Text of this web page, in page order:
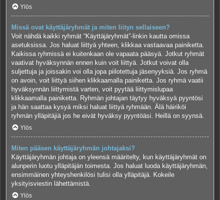
Ylös
Missä ovat käyttäjäryhmät ja miten liityn sellaiseen?
Voit nähdä kaikki ryhmät “Käyttäjäryhmät”-linkin kautta omissa
asetuksissa. Jos haluat liittyä yhteen, klikkaa vastaavaa painiketta.
Kaikissa ryhmissä ei kuitenkaan ole vapaata pääsyä. Jotkut ryhmät
vaativat hyväksynnän ennen kuin voit liittyä. Jotkut voivat olla
suljettuja ja joissakin voi olla jopa piilotettuja jäsenyyksiä. Jos ryhmä
on avoin, voit liittyä siihen klikkaamalla painiketta. Jos ryhmä vaatii
hyväksynnän liittymistä varten, voit pyytää liittymislupaa
klikkaamalla painiketta. Ryhmän johtajan täytyy hyväksyä pyyntösi
ja hän saattaa kysyä miksi haluat liittyä ryhmään. Älä häiriköi
ryhmän ylläpitäjiä jos he eivät hyväksy pyyntöäsi. Heillä on syynsä.
Ylös
Miten pääsen käyttäjäryhmän johtajaksi?
Käyttäjäryhmän johtaja on yleensä määritelty, kun käyttäjäryhmät on
alunperin luotu ylläpitäjän toimesta. Jos haluat luoda käyttäjäryhmän,
ensimmäinen yhteyshenkilösi tulisi olla ylläpitäjä. Kokeile
yksityisviestin lähettämistä.
Ylös